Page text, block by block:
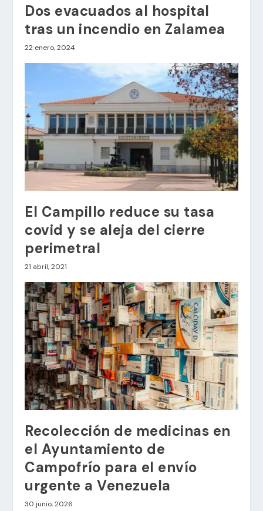
Dos evacuados al hospital
tras un incendio en Zalamea
22 enero, 2024
El Campillo reduce su tasa
covid y se aleja del cierre
perimetral
21 abril, 2021
Recolección de medicinas en
el Ayuntamiento de
Campofrío para el envío
urgente a Venezuela
30 junio, 2026